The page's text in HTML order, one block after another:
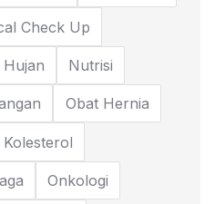
Check Up
Hujan Nutrisi
Obat Hernia
Kolesterol
Onkologi